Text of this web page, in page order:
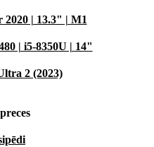
| 13.3" | M1
| i5-8350U | 14"
2 (2023)